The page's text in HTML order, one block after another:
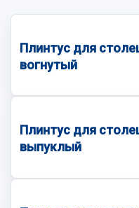
Плинтус для
вогнутый
Плинтус для
выпуклый